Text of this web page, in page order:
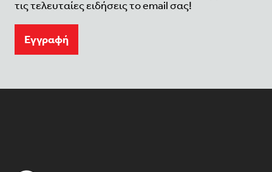
τις τελευταίες ειδήσεις το email σας!
Eγγραφή